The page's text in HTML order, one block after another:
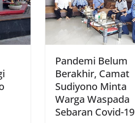
Pandemi Belum
Berakhir, Camat
Sudiyono Minta
Warga Waspada
Sebaran Covid-19